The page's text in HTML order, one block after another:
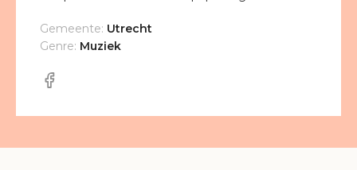
Gemeente: Utrecht
Genre: Muziek